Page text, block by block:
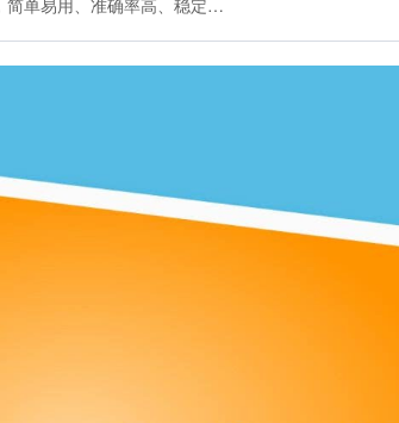
单易用、准确率高、稳定可